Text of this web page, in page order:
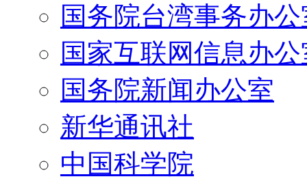
国务院台湾事务办
国家互联网信息办
国务院新闻办公室
新华通讯社
中国科学院